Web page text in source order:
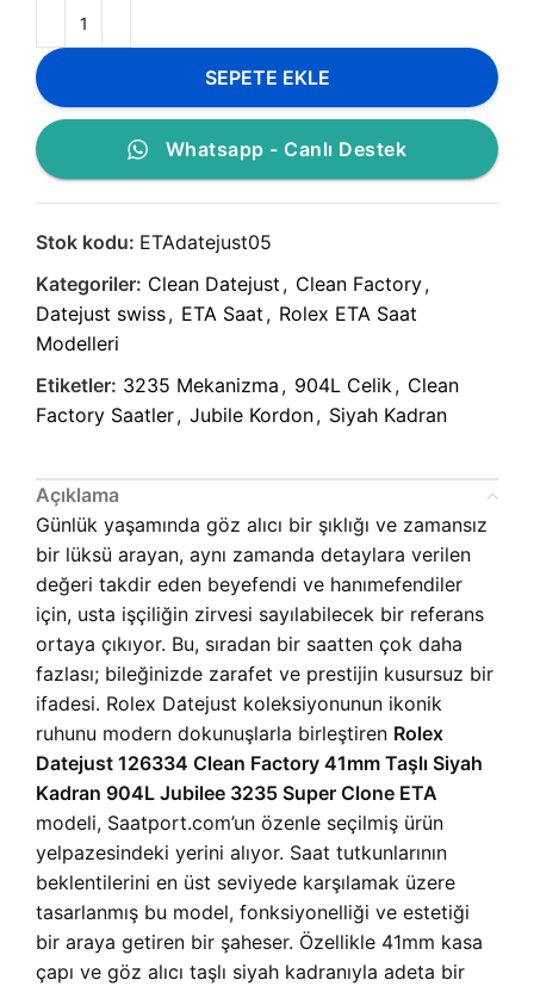
SEPETE EKLE
Whatsapp - Canlı Destek
Stok kodu: ETAdatejust05
Kategoriler: Clean Datejust , Clean Factory,
Datejust swiss, ETA Saat , Rolex ETA Saat
Modelleri
Etiketler: 3235 Mekanizma , 904L Celik, Clean
Factory Saatler, Jubile Kordon, Siyah Kadran
Açıklama
Günlük yaşamında göz alıcı bir şıklığı ve zamansız
bir lüksü arayan, aynı zamanda detaylara verilen
değeri takdir eden beyefendi ve hanımefendiler
için, usta işçiliğin zirvesi sayılabilecek bir referans
ortaya çıkıyor. Bu, sıradan bir saatten çok daha
fazlası; bileğinizde zarafet ve prestijin kusursuz bir
ifadesi. Rolex Datejust koleksiyonunun ikonik
ruhunu modern dokunuşlarla birleştiren Rolex
Datejust 126334 Clean Factory 41mm Taşlı Siyah
Kadran 904L Jubilee 3235 Super Clone ETA
modeli, Saatport.com’un özenle seçilmiş ürün
yelpazesindeki yerini alıyor. Saat tutkunlarının
beklentilerini en üst seviyede karşılamak üzere
tasarlanmış bu model, fonksiyonelliği ve estetiği
bir araya getiren bir şaheser. Özellikle 41mm kasa
çapı ve göz alıcı taşlı siyah kadranıyla adeta bir